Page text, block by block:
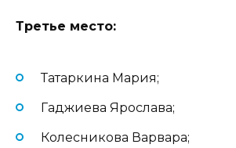
Третье место:
Татаркина Мария;
Гаджиева Ярослава;
Колесникова Варвара;